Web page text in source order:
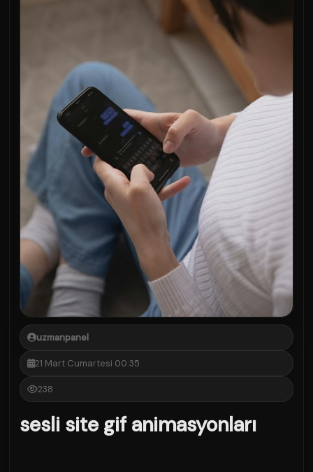
uzmanpanel
21 Mart Cumartesi 00:35
238
sesli site gif animasyonları